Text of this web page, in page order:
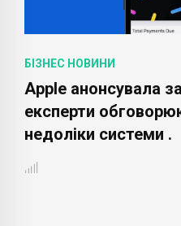
БІЗНЕС НОВИНИ
Apple анонсувала
експерти
недоліки системи .